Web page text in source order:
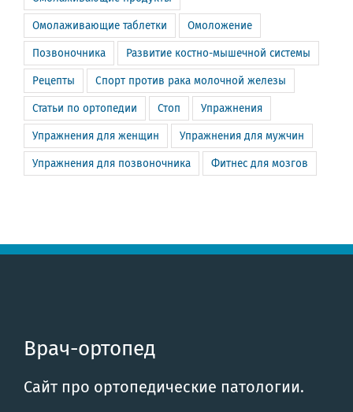
Омолаживающие таблетки Омоложение
Позвоночника Развитие костно-мышечной системы
Рецепты Спорт против рака молочной железы
Статьи по ортопедии Стоп Упражнения
Упражнения для женщин Упражнения для мужчин
Упражнения для позвоночника Фитнес для мозгов
Врач-ортопед
Сайт про ортопедические патологии.